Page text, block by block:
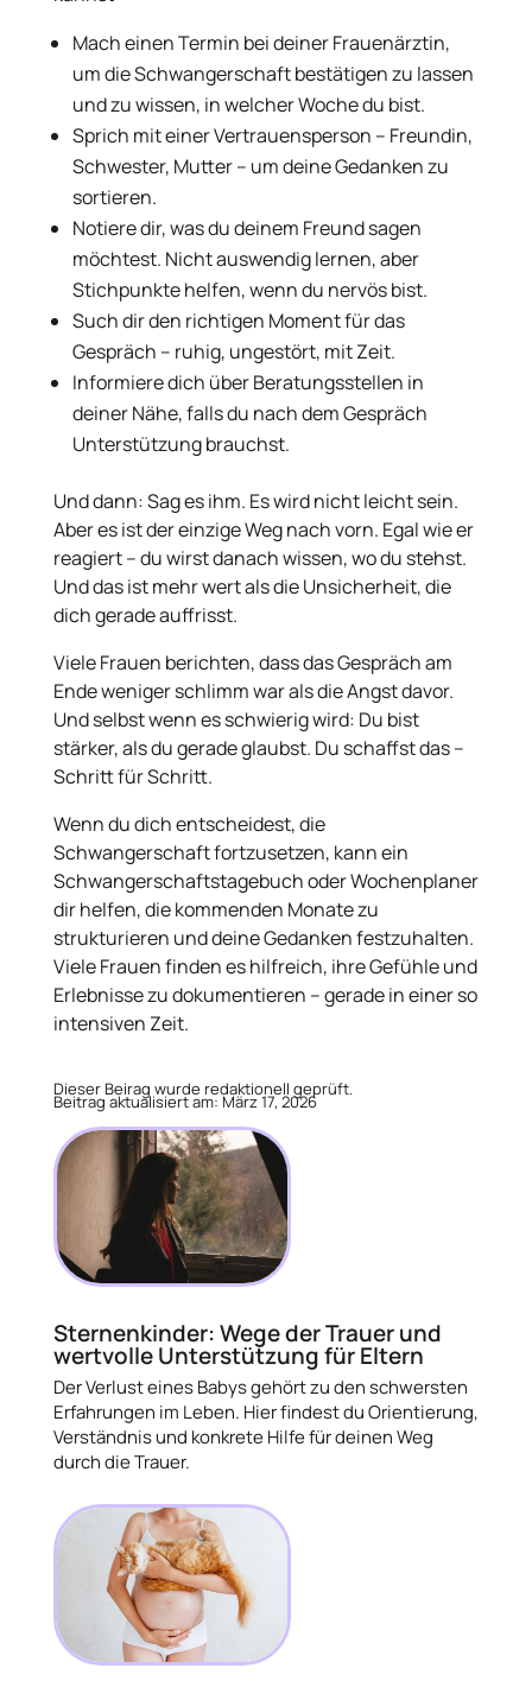
Mach einen Termin bei deiner Frauenärztin,
um die Schwangerschaft bestätigen zu lassen
und zu wissen, in welcher Woche du bist.
Sprich mit einer Vertrauensperson – Freundin,
Schwester, Mutter – um deine Gedanken zu
sortieren.
Notiere dir, was du deinem Freund sagen
möchtest. Nicht auswendig lernen, aber
Stichpunkte helfen, wenn du nervös bist.
Such dir den richtigen Moment für das
Gespräch – ruhig, ungestört, mit Zeit.
Informiere dich über Beratungsstellen in
deiner Nähe, falls du nach dem Gespräch
Unterstützung brauchst.
Und dann: Sag es ihm. Es wird nicht leicht sein.
Aber es ist der einzige Weg nach vorn. Egal wie er
reagiert – du wirst danach wissen, wo du stehst.
Und das ist mehr wert als die Unsicherheit, die
dich gerade auffrisst.
Viele Frauen berichten, dass das Gespräch am
Ende weniger schlimm war als die Angst davor.
Und selbst wenn es schwierig wird: Du bist
stärker, als du gerade glaubst. Du schaffst das –
Schritt für Schritt.
Wenn du dich entscheidest, die
Schwangerschaft fortzusetzen, kann ein
Schwangerschaftstagebuch oder Wochenplaner
dir helfen, die kommenden Monate zu
strukturieren und deine Gedanken festzuhalten.
Viele Frauen finden es hilfreich, ihre Gefühle und
Erlebnisse zu dokumentieren – gerade in einer so
intensiven Zeit.
Beitrag aktualisiert am: März 17, 2026
Dieser Beirag wurde redaktionell geprüft.
Sternenkinder: Wege der Trauer und
wertvolle Unterstützung für Eltern
Der Verlust eines Babys gehört zu den schwersten
Erfahrungen im Leben. Hier findest du Orientierung,
Verständnis und konkrete Hilfe für deinen Weg
durch die Trauer.